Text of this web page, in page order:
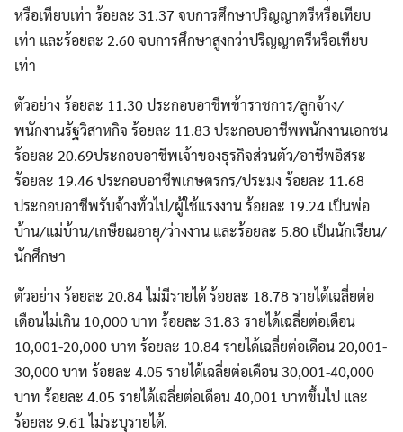
หรือเทียบเท่า ร้อยละ 31.37 จบการศึกษาปริญญาตรีหรือเทียบ
เท่า และร้อยละ 2.60 จบการศึกษาสูงกว่าปริญญาตรีหรือเทียบ
เท่า
ตัวอย่าง ร้อยละ 11.30 ประกอบอาชีพข้าราชการ/ลูกจ้าง/
พนักงานรัฐวิสาหกิจ ร้อยละ 11.83 ประกอบอาชีพพนักงานเอกชน
ร้อยละ 20.69ประกอบอาชีพเจ้าของธุรกิจส่วนตัว/อาชีพอิสระ
ร้อยละ 19.46 ประกอบอาชีพเกษตรกร/ประมง ร้อยละ 11.68
ประกอบอาชีพรับจ้างทั่วไป/ผู้ใช้แรงงาน ร้อยละ 19.24 เป็นพ่อ
บ้าน/แม่บ้าน/เกษียณอายุ/ว่างงาน และร้อยละ 5.80 เป็นนักเรียน/
นักศึกษา
ตัวอย่าง ร้อยละ 20.84 ไม่มีรายได้ ร้อยละ 18.78 รายได้เฉลี่ยต่อ
เดือนไม่เกิน 10,000 บาท ร้อยละ 31.83 รายได้เฉลี่ยต่อเดือน
10,001-20,000 บาท ร้อยละ 10.84 รายได้เฉลี่ยต่อเดือน 20,001-
30,000 บาท ร้อยละ 4.05 รายได้เฉลี่ยต่อเดือน 30,001-40,000
บาท ร้อยละ 4.05 รายได้เฉลี่ยต่อเดือน 40,001 บาทขึ้นไป และ
ร้อยละ 9.61 ไม่ระบุรายได้.